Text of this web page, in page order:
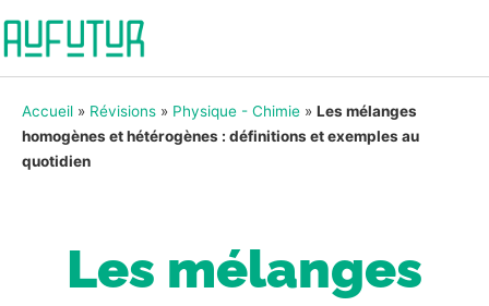
Accueil » Révisions » Physique - Chimie » Les mélanges
homogènes et hétérogènes : définitions et exemples au
quotidien
Les mélanges